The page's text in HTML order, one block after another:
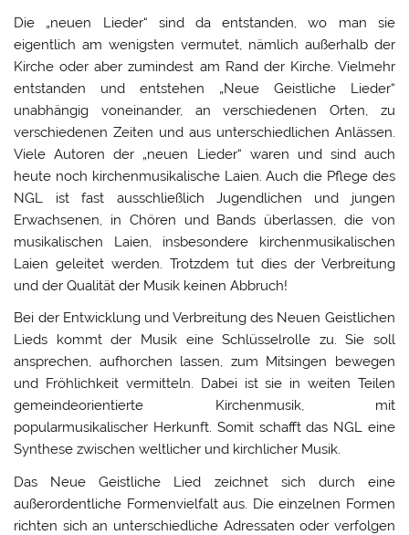
Die „neuen Lieder“ sind da entstanden, wo man sie
eigentlich am wenigsten vermutet, nämlich außerhalb der
Kirche oder aber zumindest am Rand der Kirche. Vielmehr
entstanden und entstehen „Neue Geistliche Lieder“
unabhängig voneinander, an verschiedenen Orten, zu
verschiedenen Zeiten und aus unterschiedlichen Anlässen.
Viele Autoren der „neuen Lieder“ waren und sind auch
heute noch kirchenmusikalische Laien. Auch die Pflege des
NGL ist fast ausschließlich Jugendlichen und jungen
Erwachsenen, in Chören und Bands überlassen, die von
musikalischen Laien, insbesondere kirchenmusikalischen
Laien geleitet werden. Trotzdem tut dies der Verbreitung
und der Qualität der Musik keinen Abbruch!
Bei der Entwicklung und Verbreitung des Neuen Geistlichen
Lieds kommt der Musik eine Schlüsselrolle zu. Sie soll
ansprechen, aufhorchen lassen, zum Mitsingen bewegen
und Fröhlichkeit vermitteln. Dabei ist sie in weiten Teilen
gemeindeorientierte Kirchenmusik, mit
popularmusikalischer Herkunft. Somit schafft das NGL eine
Synthese zwischen weltlicher und kirchlicher Musik.
Das Neue Geistliche Lied zeichnet sich durch eine
außerordentliche Formenvielfalt aus. Die einzelnen Formen
richten sich an unterschiedliche Adressaten oder verfolgen